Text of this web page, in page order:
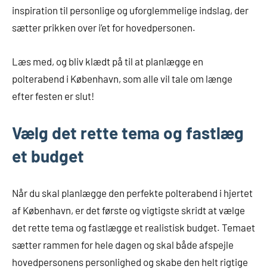
inspiration til personlige og uforglemmelige indslag, der
sætter prikken over i’et for hovedpersonen.
Læs med, og bliv klædt på til at planlægge en
polterabend i København, som alle vil tale om længe
efter festen er slut!
Vælg det rette tema og fastlæg
et budget
Når du skal planlægge den perfekte polterabend i hjertet
af København, er det første og vigtigste skridt at vælge
det rette tema og fastlægge et realistisk budget. Temaet
sætter rammen for hele dagen og skal både afspejle
hovedpersonens personlighed og skabe den helt rigtige